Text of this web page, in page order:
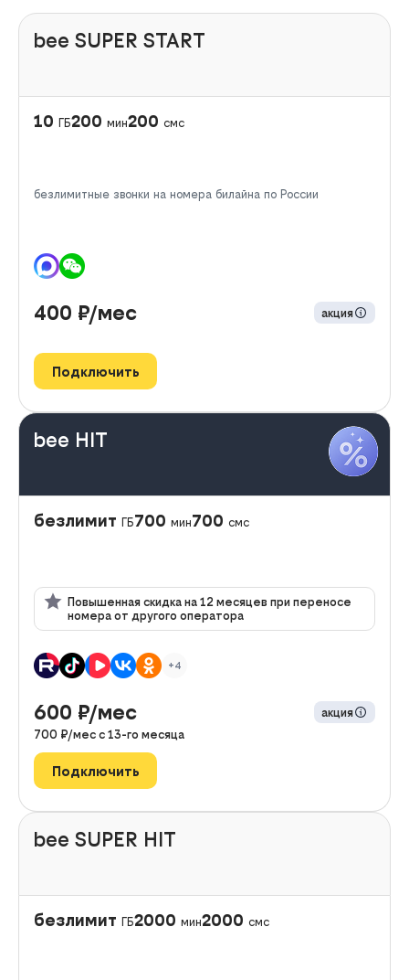
bee SUPER START
10 ГБ200 мин200 смс
безлимитные звонки на номера билайна по России
400 ₽/мес акция
Подключить
bee HIT
безлимит ГБ700 мин700 смс
Повышенная скидка на 12 месяцев при переносе
номера от другого оператора
+4
600 ₽/мес
акция
700 ₽/мес с 13-го месяца
Подключить
bee SUPER HIT
безлимит ГБ2000 мин2000 смс